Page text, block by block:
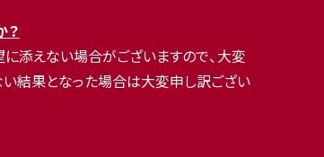
？
添えない場合がございますので、大変
結果となった場合は大変申し訳ござい